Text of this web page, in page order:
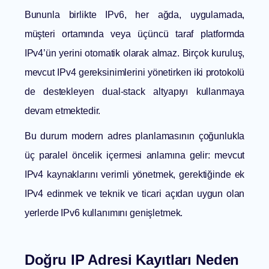
Bununla birlikte IPv6, her ağda, uygulamada,
müşteri ortamında veya üçüncü taraf platformda
IPv4’ün yerini otomatik olarak almaz. Birçok kuruluş,
mevcut IPv4 gereksinimlerini yönetirken iki protokolü
de destekleyen dual-stack altyapıyı kullanmaya
devam etmektedir.
Bu durum modern adres planlamasının çoğunlukla
üç paralel öncelik içermesi anlamına gelir: mevcut
IPv4 kaynaklarını verimli yönetmek, gerektiğinde ek
IPv4 edinmek ve teknik ve ticari açıdan uygun olan
yerlerde IPv6 kullanımını genişletmek.
Doğru IP Adresi Kayıtları Neden